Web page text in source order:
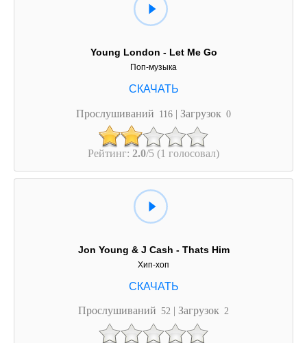
Young London - Let Me Go
Поп-музыка
Прослушиваний 116 | Загрузок 0
Рейтинг: 2.0/5 (1 голосовал)
Jon Young & J Cash - Thats Him
Хип-хоп
Прослушиваний 52 | Загрузок 2